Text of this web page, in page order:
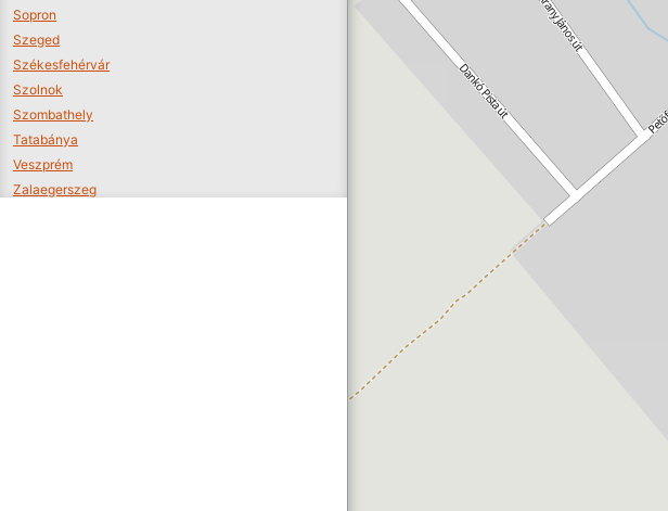
Sopron
Szeged
Székesfehérvár
Szolnok
Szombathely
Tatabánya
Veszprém
Zalaegerszeg